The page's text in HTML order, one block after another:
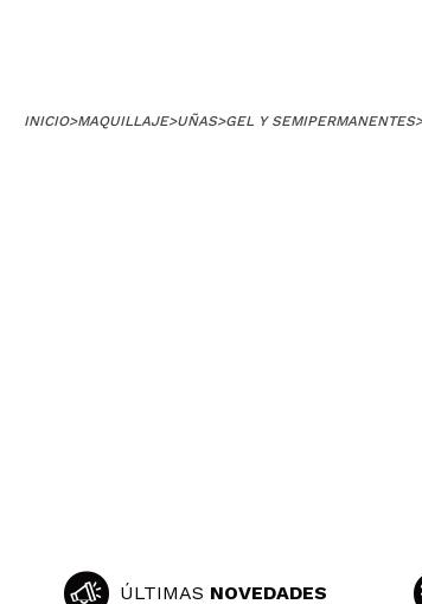
INICIO>MAQUILLAJE>UÑAS>GEL Y SEMIPERMANENTES>
ÚLTIMAS NOVEDADES